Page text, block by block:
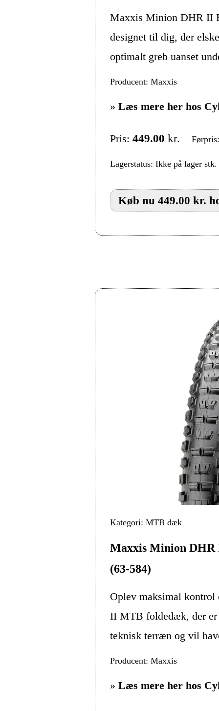
Maxxis Minion DHR II
designet til dig, der
optimalt greb uanset
Producent: Maxxis
» Læs mere her hos
Pris: 449.00 kr.
Lagerstatus: Ikke på lager stk.
Køb nu 449.00 kr.
Kategori: MTB dæk
Maxxis Minion
(63-584)
Oplev maksimal
II MTB foldedæk, der er
teknisk terræn og vil
Producent: Maxxis
» Læs mere her hos